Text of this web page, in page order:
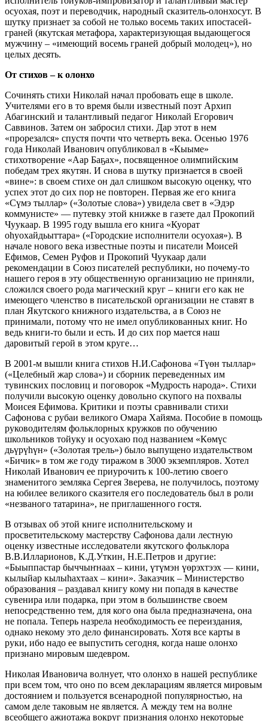
осуохая, поэт и переводчик, народный сказитель-олонхосут. В
шутку признает за собой не только восемь таких ипостасей-
граней (якутская метафора, характеризующая выдающегося
мужчину – «имеющий восемь граней добрый молодец»), но
целых десять.
От стихов – к олонхо
Сочинять стихи Николай начал пробовать еще в школе.
Учителями его в то время были известный поэт Архип
Абагинский и талантливый педагог Николай Егорович
Саввинов. Затем он забросил стихи. Дар этот в нем
«прорезался» спустя почти что четверть века. Осенью 1976
года Николай Иванович опубликовал в «Кыыме»
стихотворение «Аар Баҕах», посвященное олимпийским
победам трех якутян. И снова в шутку признается в своей
«вине»: в своем стихе он дал слишком высокую оценку, что
успех этот до сих пор не повторен. Первая же его книга
«Сүмэ тыллар» («Золотые слова») увидела свет в «Эдэр
коммунисте» — путевку этой книжке в газете дал Прокопий
Чуукаар. В 1995 году вышла его книга «Куорат
оhуохайдьыттара» («Городские исполнители осуохая»). В
начале нового века известные поэты и писатели Моисей
Ефимов, Семен Руфов и Прокопий Чуукаар дали
рекомендации в Союз писателей республики, но почему-то
нашего героя в эту общественную организацию не приняли,
сложился своего рода магический круг – книги его как не
имеющего членство в писательской организации не ставят в
план Якутского книжного издательства, а в Союз не
принимали, потому что не имел опубликованных книг. Но
ведь книги-то были и есть. И до сих пор мается наш
даровитый герой в этом круге…
В 2001-м вышли книга стихов Н.И.Сафонова «Түөн тыллар»
(«Целебный жар слова») и сборник переведенных им
тувинских пословиц и поговорок «Мудрость народа». Стихи
получили высокую оценку довольно скупого на похвалы
Моисея Ефимова. Критики и поэты сравнивали стихи
Сафонова с рубаи великого Омара Хайяма. Пособие в помощь
руководителям фольклорных кружков по обучению
школьников тойуку и осуохаю под названием «Көмүс
дьүрүhүн» («Золотая трель») было выпущено издательством
«Бичик» в том же году тиражом в 3000 экземпляров. Хотел
Николай Иванович ее приурочить к 100-летию своего
знаменитого земляка Сергея Зверева, не получилось, поэтому
на юбилее великого сказителя его последователь был в роли
«незваного татарина», не приглашенного гостя.
В отзывах об этой книге исполнительскому и
просветительскому мастерству Сафонова дали лестную
оценку известные исследователи якутского фольклора
В.В.Илларионов, К.Д.Уткин, Н.Е.Петров и другие:
«Быыппастар быччыҥнаах – кини, үтүмэн үөрэхтээх — кини,
кылыйар кылыһахтаах – кини». Заказчик – Министерство
образования – раздавал книгу кому ни попадя в качестве
сувенира или подарка, при этом в большинстве своем
непосредственно тем, для кого она была предназначена, она
не попала. Теперь назрела необходимость ее переиздания,
однако некому это дело финансировать. Хотя все карты в
руки, ибо надо ее выпустить сегодня, когда наше олонхо
признано мировым шедевром.
Николая Ивановича волнует, что олонхо в нашей республике
при всем том, что оно по всем декларациям является мировым
достоянием и пользуется всенародной популярностью, на
самом деле таковым не является. А между тем на волне
всеобщего ажиотажа вокруг признания олонхо некоторые